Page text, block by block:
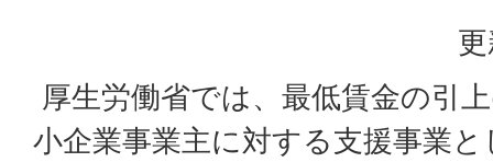
厚生労働省では、最低賃金の引
小企業事業主に対する支援事業